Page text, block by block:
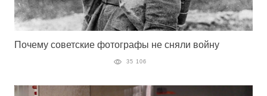
Почему советские фотографы не сняли войну
35 106